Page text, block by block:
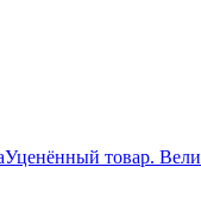
Уценённый товар.